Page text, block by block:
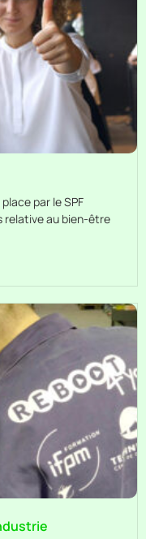
par le SPF
relative au bien-être